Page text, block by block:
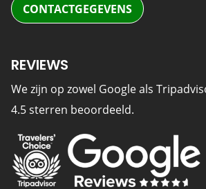
CONTACTGEGEVENS
REVIEWS
We zijn op zowel Google als
4.5 sterren beoordeeld.